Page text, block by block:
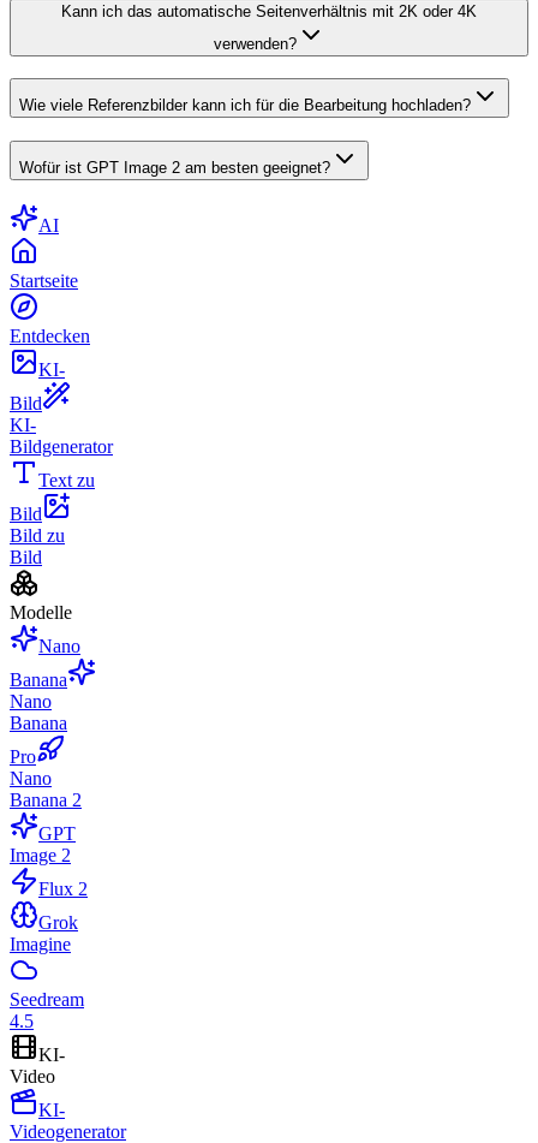
Kann ich das automatische Seitenverhältnis mit 2K oder 4K
verwenden?
Wie viele Referenzbilder kann ich für die Bearbeitung hochladen?
Wofür ist GPT Image 2 am besten geeignet?
AI
Startseite
Entdecken
KI-
Bild
KI-
Bildgenerator
Text zu
Bild
Bild zu
Bild
Modelle
Nano
Banana
Nano
Banana
Pro
Nano
Banana 2
GPT
Image 2
Flux 2
Grok
Imagine
Seedream
4.5
KI-
Video
KI-
Videogenerator